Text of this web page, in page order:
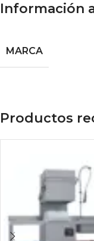
Información
MARCA
Productos